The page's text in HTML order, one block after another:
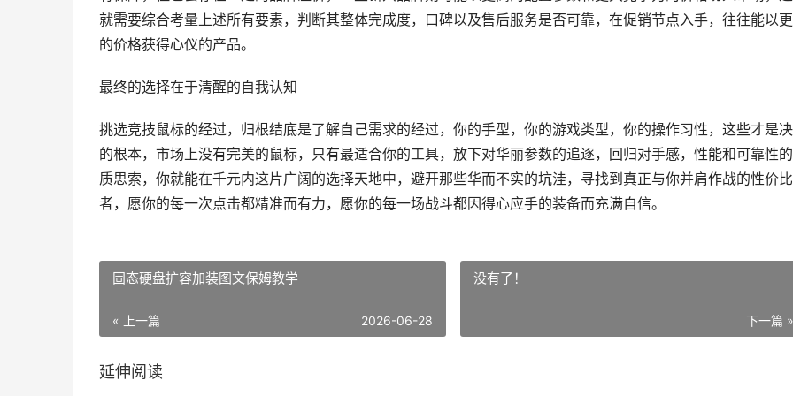
就需要综合考量上述所有要素，判断其整体完成度，口碑以及售后服务是否可靠，在促销节点入手，往往能以
的价格获得心仪的产品。
最终的选择在于清醒的自我认知
挑选竞技鼠标的经过，归根结底是了解自己需求的经过，你的手型，你的游戏类型，你的操作习性，这些才是
的根本，市场上没有完美的鼠标，只有最适合你的工具，放下对华丽参数的追逐，回归对手感，性能和可靠性
质思索，你就能在千元内这片广阔的选择天地中，避开那些华而不实的坑洼，寻找到真正与你并肩作战的性价
者，愿你的每一次点击都精准而有力，愿你的每一场战斗都因得心应手的装备而充满自信。
固态硬盘扩容加装图文保姆教学
« 上一篇 2026-06-28
没有了！
下一篇 »
延伸阅读